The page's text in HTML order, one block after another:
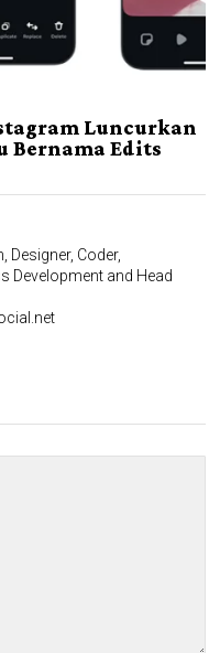
Luncurkan
Bernama Edits
Designer, Coder,
Development and Head